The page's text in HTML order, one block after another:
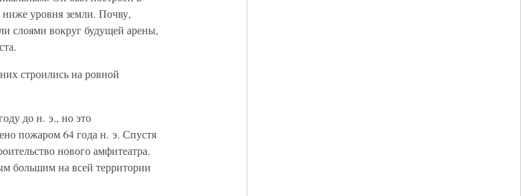
уровня земли. Почву,
слоями вокруг будущей арены,
строились на ровной
до н. э., но это
пожаром 64 года н. э. Спустя
нового амфитеатра.
большим на всей территории